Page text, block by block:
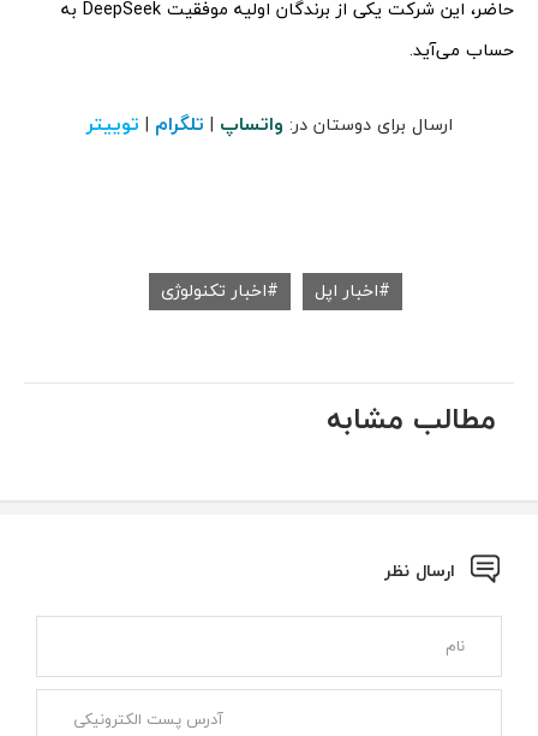
حاضر، این شرکت یکی از برندگان اولیه موفقیت DeepSeek به
حساب می‌آید.
ارسال برای دوستان در: واتساپ | تلگرام | توییتر
اخبار اپل اخبار تکنولوژی
مطالب مشابه
ارسال نظر